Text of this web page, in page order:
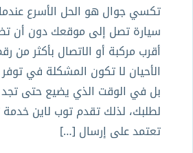
تكسي جوال هو الحل الأسرع
سيارة تصل إلى موقعك دون أن
أقرب مركبة أو الاتصال بأكثر من
الأحيان لا تكون المشكلة في توفر
بل في الوقت الذي يضيع حتى
لطلبك، لذلك تقدم توب لاين
تعتمد على إرسال […]